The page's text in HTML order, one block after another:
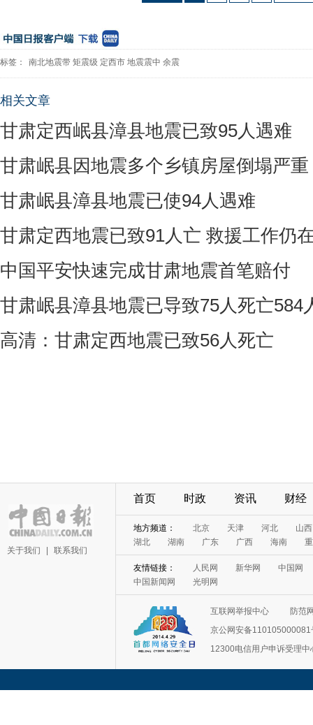
标签： 南北地震带 矩震级 定西市 地震震中 余震
相关文章
甘肃定西岷县漳县地震已致95人遇难
甘肃岷县因地震多个乡镇房屋倒塌严
甘肃岷县漳县地震已使94人遇难
甘肃定西地震已致91人亡 救援工作仍
中国平安快速完成甘肃地震首笔赔付
甘肃岷县漳县地震已导致75人死亡584
高清：甘肃定西地震已致56人死亡
关于我们 联系我们
首页 时政 资讯 财经
地方频道： 北京 天津 河北
山西
湖北
湖南 广东 广西 海南
友情链接： 人民网 新华网
中国网
中国新闻网
光明网
互联网举报中心
防范
京公网安备110105000081
12300电信用户申诉受理中